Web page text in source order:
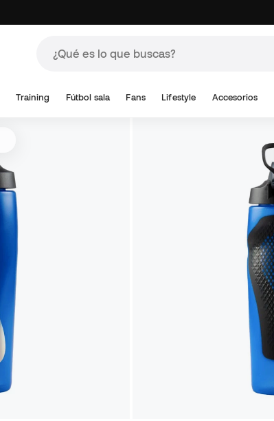
Training Fútbol sala Fans Lifestyle Accesorios